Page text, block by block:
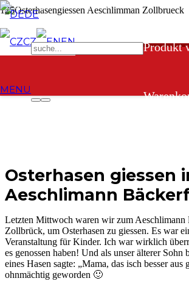
DE
CZ EN
MENU
Produkt
Osterhasen giessen
Aeschlimann
Letzten Mittwoch waren wir zum Aeschlimann
Zollbrück, um Osterhasen zu giessen. Es war
Veranstaltung für Kinder. Ich war wirklich
es genossen haben! Und als unser älterer Sohn
eines Hasen sagte: „Mama, das isch besser aus
ohnmächtig geworden 🙂